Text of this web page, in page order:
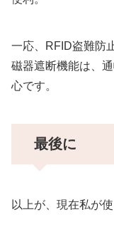
一応、RFID盗難防
磁器遮断機能は、
心です。
最後に
以上が、現在私が